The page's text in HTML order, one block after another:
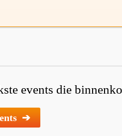
events die
➔